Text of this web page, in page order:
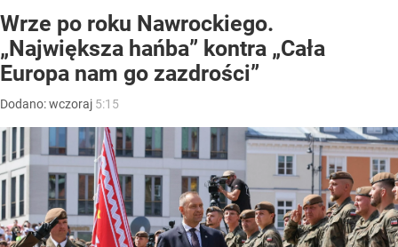
Wrze po roku Nawrockiego.
„Największa hańba” kontra „Cała
Europa nam go zazdrości”
Dodano:wczoraj 5:15